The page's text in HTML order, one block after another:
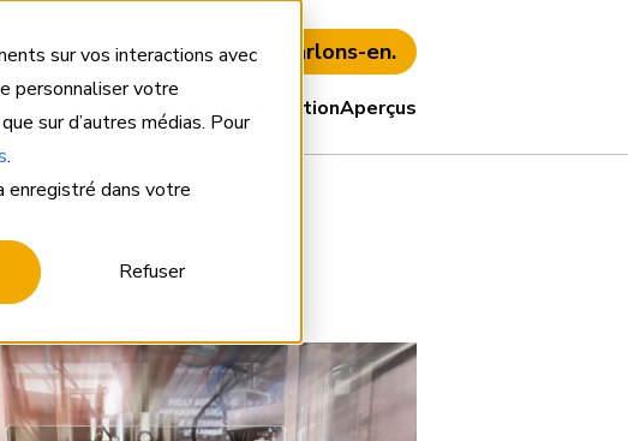
sur vos interactions avec
personnaliser votre
sur d’autres médias. Pour
.
enregistré dans votre
Refuser
Accès client EN FR Parlons-en.
Industries InnovationAperçus